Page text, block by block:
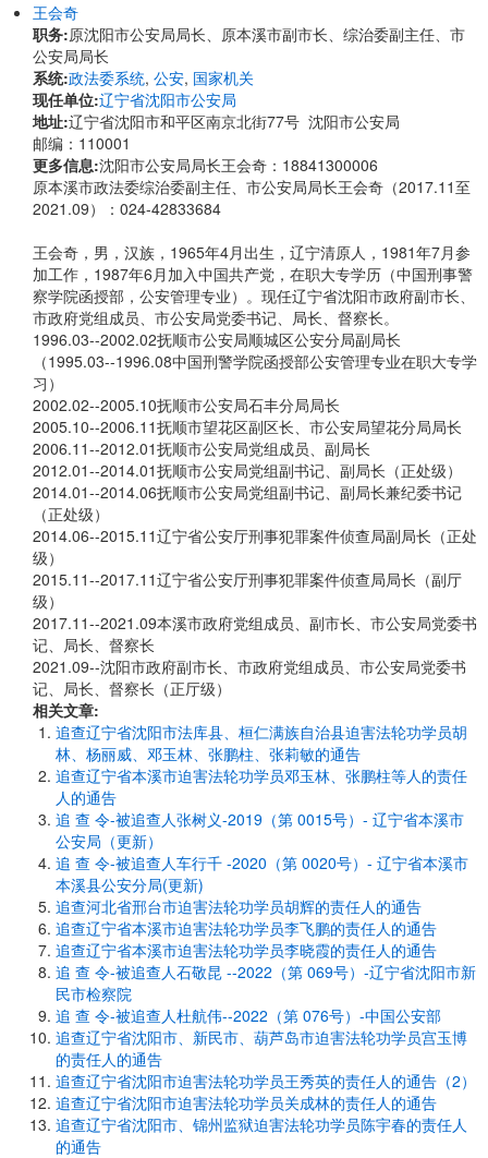
王会奇
职务:原沈阳市公安局局长、原本溪市副市长、综治委副主任、市
公安局局长
系统:政法委系统, 公安, 国家机关
现任单位:辽宁省沈阳市公安局
地址:辽宁省沈阳市和平区南京北街77号 沈阳市公安局
邮编：110001
更多信息:沈阳市公安局局长王会奇：18841300006
原本溪市政法委综治委副主任、市公安局局长王会奇（2017.11至
2021.09）：024-42833684
王会奇，男，汉族，1965年4月出生，辽宁清原人，1981年7月参
加工作，1987年6月加入中国共产党，在职大专学历（中国刑事警
察学院函授部，公安管理专业）。现任辽宁省沈阳市政府副市长、
市政府党组成员、市公安局党委书记、局长、督察长。
1996.03--2002.02抚顺市公安局顺城区公安分局副局长
（1995.03--1996.08中国刑警学院函授部公安管理专业在职大专学
习）
2002.02--2005.10抚顺市公安局石丰分局局长
2005.10--2006.11抚顺市望花区副区长、市公安局望花分局局长
2006.11--2012.01抚顺市公安局党组成员、副局长
2012.01--2014.01抚顺市公安局党组副书记、副局长（正处级）
2014.01--2014.06抚顺市公安局党组副书记、副局长兼纪委书记
（正处级）
2014.06--2015.11辽宁省公安厅刑事犯罪案件侦查局副局长（正处
级）
2015.11--2017.11辽宁省公安厅刑事犯罪案件侦查局局长（副厅
级）
2017.11--2021.09本溪市政府党组成员、副市长、市公安局党委书
记、局长、督察长
2021.09--沈阳市政府副市长、市政府党组成员、市公安局党委书
记、局长、督察长（正厅级）
相关文章:
追查辽宁省沈阳市法库县、桓仁满族自治县迫害法轮功学员胡
林、杨丽威、邓玉林、张鹏柱、张莉敏的通告
追查辽宁省本溪市迫害法轮功学员邓玉林、张鹏柱等人的责任
人的通告
追 查 令-被追查人张树义-2019（第 0015号）- 辽宁省本溪市
公安局（更新）
追 查 令-被追查人车行千 -2020（第 0020号）- 辽宁省本溪市
本溪县公安分局(更新)
追查河北省邢台市迫害法轮功学员胡辉的责任人的通告
追查辽宁省本溪市迫害法轮功学员李飞鹏的责任人的通告
追查辽宁省本溪市迫害法轮功学员李晓霞的责任人的通告
追 查 令-被追查人石敬昆 --2022（第 069号）-辽宁省沈阳市新
民市检察院
追 查 令-被追查人杜航伟--2022（第 076号）-中国公安部
追查辽宁省沈阳市、新民市、葫芦岛市迫害法轮功学员宫玉博
的责任人的通告
追查辽宁省沈阳市迫害法轮功学员王秀英的责任人的通告（2）
追查辽宁省沈阳市迫害法轮功学员关成林的责任人的通告
追查辽宁省沈阳市、锦州监狱迫害法轮功学员陈宇春的责任人
的通告